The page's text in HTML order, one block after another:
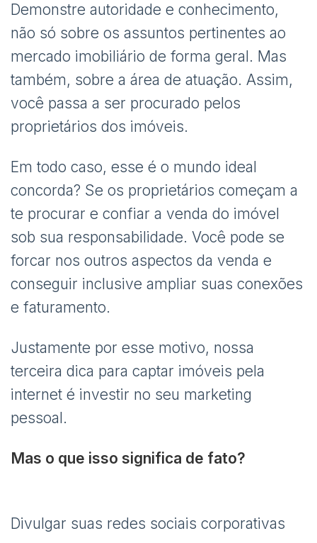
Demonstre autoridade e conhecimento,
não só sobre os assuntos pertinentes ao
mercado imobiliário de forma geral. Mas
também, sobre a área de atuação. Assim,
você passa a ser procurado pelos
proprietários dos imóveis.
Em todo caso, esse é o mundo ideal
concorda? Se os proprietários começam a
te procurar e confiar a venda do imóvel
sob sua responsabilidade. Você pode se
forcar nos outros aspectos da venda e
conseguir inclusive ampliar suas conexões
e faturamento.
Justamente por esse motivo, nossa
terceira dica para captar imóveis pela
internet é investir no seu marketing
pessoal.
Mas o que isso significa de fato?
Divulgar suas redes sociais corporativas